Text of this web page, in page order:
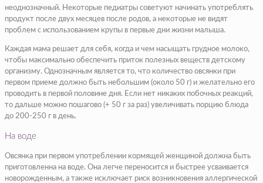
неоднозначный. Некоторые педиатры советуют начинать употреблять
продукт после двух месяцев после родов, а некоторые не видят
проблем с использованием крупы в первые дни жизни малыша.
Каждая мама решает для себя, когда и чем насыщать грудное молоко,
чтобы максимально обеспечить приток полезных веществ детскому
организму. Однозначным является то, что количество овсянки при
первом приеме должно быть небольшим (около 50 г) и желательно его
проводить в первой половине дня. Если нет никаких побочных реакций,
то дальше можно пошагово (+ 50 г за раз) увеличивать порцию блюда
до 200-250 г в день.
На воде
Овсянка при первом употреблении кормящей женщиной должна быть
приготовленна на воде. Она легче переносится и быстрее усваивается
новорожденным, а также исключает риск возникновения аллергической